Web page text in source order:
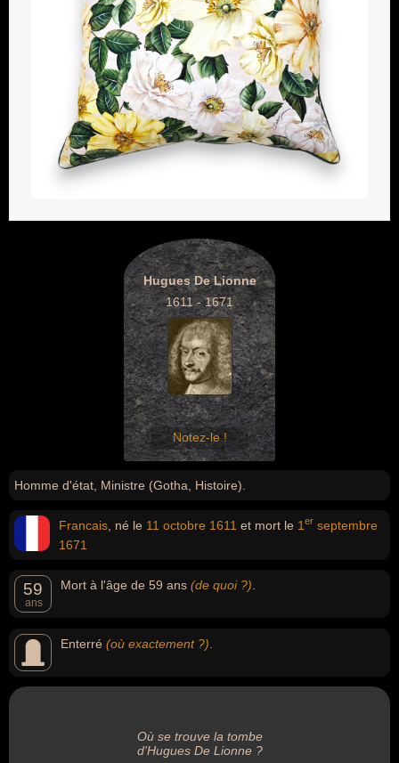
Hugues De Lionne
1611 - 1671
Notez-le !
Homme d'état, Ministre (Gotha, Histoire).
Francais , né le 11 octobre 1611 et mort le 1 er septembre
1671
59
ans
Mort à l'âge de 59 ans (de quoi ?)
Enterré (où exactement ?)
Où se trouve la tombe
d'Hugues De Lionne ?